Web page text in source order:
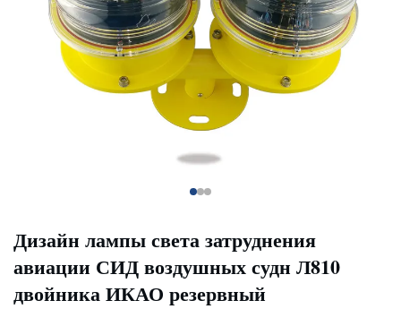
Дизайн лампы света затруднения
авиации СИД воздушных судн Л810
двойника ИКАО резервный